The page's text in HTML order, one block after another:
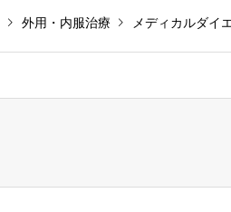
外用・内服治療 メディカルダイ